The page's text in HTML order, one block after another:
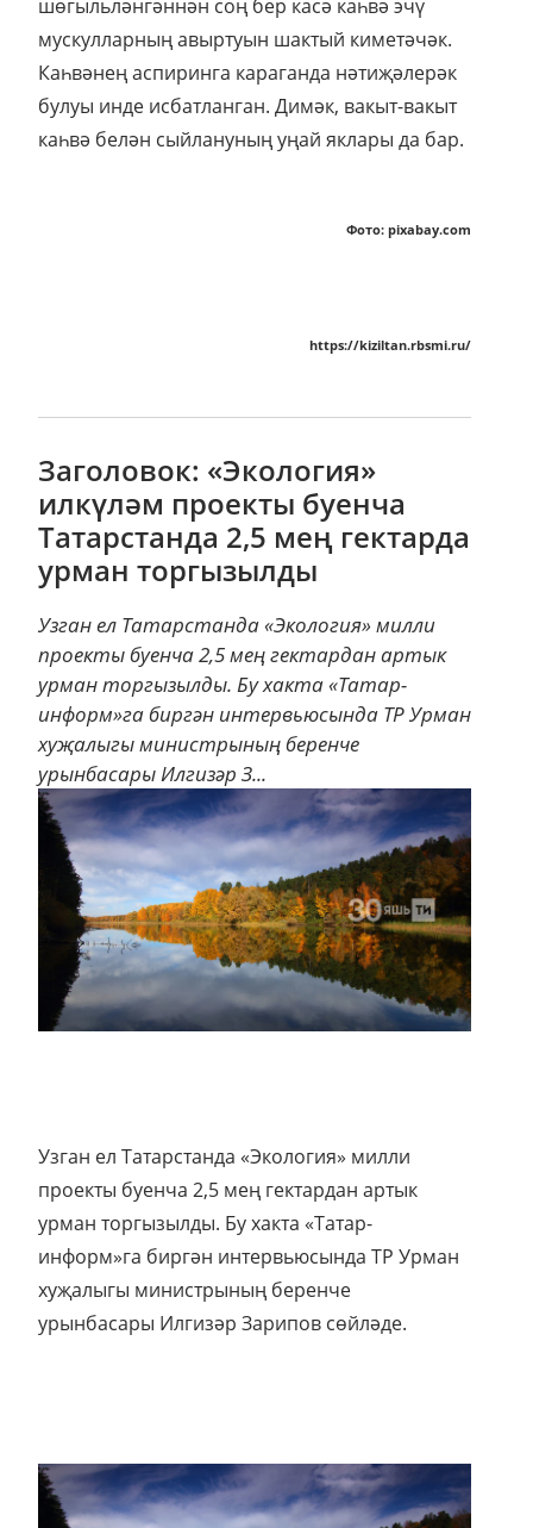
шөгыльләнгәннән соң бер касә каһвә эчү
мускулларның авыртуын шактый киметәчәк.
Каһвәнең аспиринга караганда нәтиҗәлерәк
булуы инде исбатланган. Димәк, вакыт-вакыт
каһвә белән сыйлануның уңай яклары да бар.
Фото: pixabay.com
https://kiziltan.rbsmi.ru/
Заголовок: «Экология»
илкүләм проекты буенча
Татарстанда 2,5 мең гектарда
урман торгызылды
Узган ел Татарстанда «Экология» милли
проекты буенча 2,5 мең гектардан артык
урман торгызылды. Бу хакта «Татар-
информ»га биргән интервьюсында ТР Урман
хуҗалыгы министрының беренче
урынбасары Илгизәр З...
Узган ел Татарстанда «Экология» милли
проекты буенча 2,5 мең гектардан артык
урман торгызылды. Бу хакта «Татар-
информ»га биргән интервьюсында ТР Урман
хуҗалыгы министрының беренче
урынбасары Илгизәр Зарипов сөйләде.